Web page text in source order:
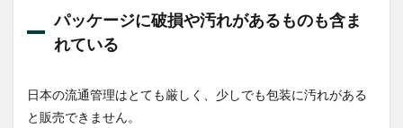
選ぶ
５つ
ト
2.1
パッケージに破損や汚れがあるものも含ま
れている
日本の流通管理はとても厳しく、少しでも包装に汚れがある
と販売できません。